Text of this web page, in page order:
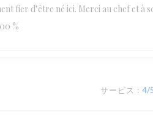
fier d’être né ici. Merci au chef et
%
サービス : 4/